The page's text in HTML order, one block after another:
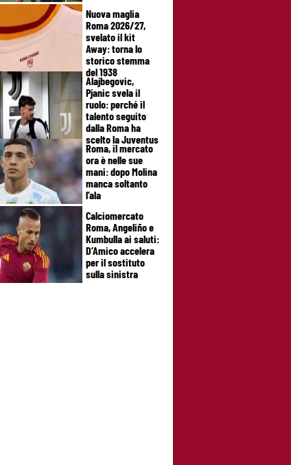
Nuova maglia
Roma 2026/27,
svelato il kit
Away: torna lo
storico stemma
del 1938
Alajbegovic,
Pjanic svela il
ruolo: perché il
talento seguito
dalla Roma ha
scelto la Juventus
Roma, il mercato
ora è nelle sue
mani: dopo Molina
manca soltanto
l’ala
Calciomercato
Roma, Angeliño e
Kumbulla ai saluti:
D’Amico accelera
per il sostituto
sulla sinistra